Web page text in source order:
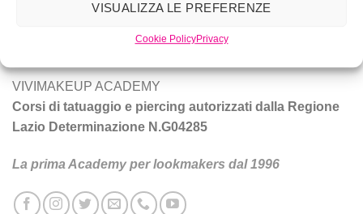
VISUALIZZA LE PREFERENZE
Cookie PolicyPrivacy
Tecniche e prodotti per ottenere un trucco da star.
VIVIMAKEUP ACADEMY
Corsi di tatuaggio e piercing autorizzati dalla Regione
Lazio Determinazione N.G04285
La prima Academy per lookmakers dal 1996